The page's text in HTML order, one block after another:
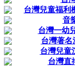
台灣兒童福利
音
台灣一幼
台灣著名
台灣兒童
台灣直